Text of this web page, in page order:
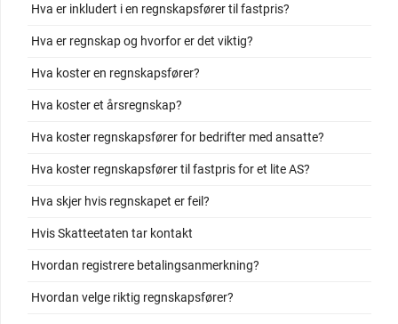
Hva er inkludert i en regnskapsfører til fastpris?
Hva er regnskap og hvorfor er det viktig?
Hva koster en regnskapsfører?
Hva koster et årsregnskap?
Hva koster regnskapsfører for bedrifter med ansatte?
Hva koster regnskapsfører til fastpris for et lite AS?
Hva skjer hvis regnskapet er feil?
Hvis Skatteetaten tar kontakt
Hvordan registrere betalingsanmerkning?
Hvordan velge riktig regnskapsfører?